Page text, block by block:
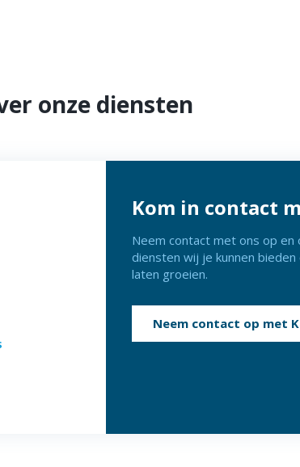
onze diensten
Kom in contact
Neem contact met ons op en
diensten wij je kunnen
laten groeien.
Neem contact op met